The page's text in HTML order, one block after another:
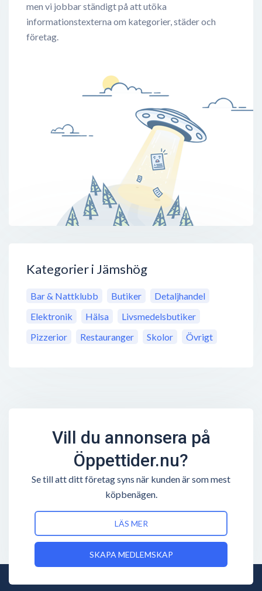
men vi jobbar ständigt på att utöka
informationstexterna om kategorier, städer och
företag.
Kategorier i Jämshög
Bar & Nattklubb Butiker
Detaljhandel
Elektronik
Hälsa
Livsmedelsbutiker
Pizzerior
Restauranger Skolor Övrigt
Vill du annonsera på
Öppettider.nu?
Se till att ditt företag syns när kunden är som mest
köpbenägen.
LÄS MER
SKAPA MEDLEMSKAP